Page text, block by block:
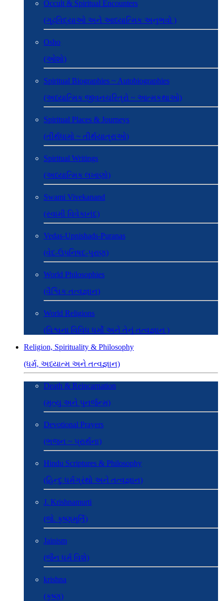
Occult & Spiritual Encounters
(ગૂઢવિદ્યાઓ અને આધ્યાત્મિક અનુભવો )
Osho
(ઓશો)
Spiritual Biographies ~ Autobiographies
(અધ્યાત્મિક જીવનચરિત્રો ~ આત્મકથાઓ)
Spiritual Places & Journeys
(તીર્થધામો ~ તીર્થયાત્રાઓ)
Spiritual Writings
(અધ્યાત્મિક લખાણો)
Swami Vivekanand
(સ્વામી વિવેકાનંદ)
Vedas-Upnishads-Puranas
(વેદ-ઉપનિષદ-પુરાણ)
World Philosophies
(વૈશ્વિક તત્વજ્ઞાન)
World Religions
(વિશ્વના વિવિધ ધર્મો અને તેનું તત્વજ્ઞાન )
Religion, Spirituality & Philosophy
(ધર્મ, અધ્યાત્મ અને તત્વજ્ઞાન)
Death & Reincarnation
(મૃત્યુ અને પુનર્જન્મ)
Devotional Prayers
(ભજન ~ પ્રાર્થના)
Hindu Scriptures & Philosophy
(હિન્દુ ધર્મગ્રંથો અને તત્વજ્ઞાન)
J. Krishnamurti
(જે. કૃષ્ણમૂર્તિ)
Jainism
(જૈન ધર્મ વિશે)
krishna
(કૃષ્ણ)